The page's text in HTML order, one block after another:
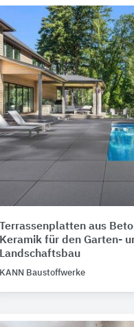
Terrassenplatten aus
Keramik für den Garten-
Landschaftsbau
KANN Baustoffwerke